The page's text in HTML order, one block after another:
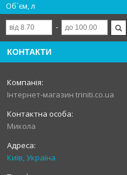
Об`єм, л
КОНТАКТИ
Інтернет-магазин triniti.co.ua
Микола
Київ, Україна